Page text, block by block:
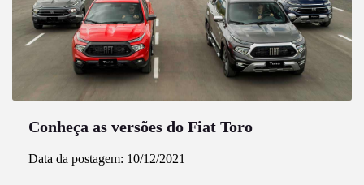
Conheça as versões do Fiat Toro
Data da postagem: 10/12/2021